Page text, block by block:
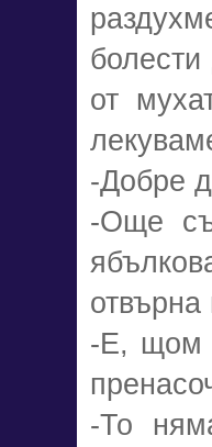
от
-Добре
-Още
-Е, щом
-То